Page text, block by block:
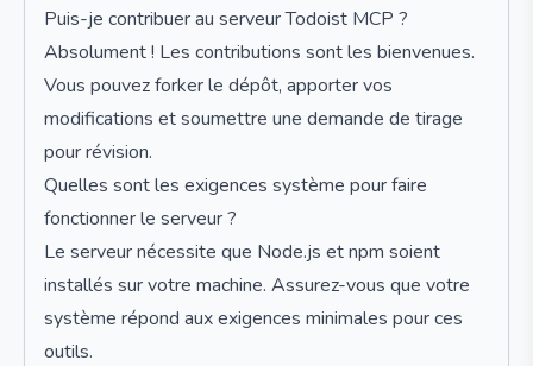
Puis-je contribuer au serveur Todoist MCP ?
Absolument ! Les contributions sont les bienvenues.
Vous pouvez forker le dépôt, apporter vos
modifications et soumettre une demande de tirage
pour révision.
Quelles sont les exigences système pour faire
fonctionner le serveur ?
Le serveur nécessite que Node.js et npm soient
installés sur votre machine. Assurez-vous que votre
système répond aux exigences minimales pour ces
outils.